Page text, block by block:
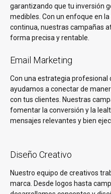
garantizando que tu inversión
medibles. Con un enfoque en
continua, nuestras campañas
forma precisa y rentable.
Email Marketing
Con una estrategia profesional
ayudamos a conectar de
con tus clientes. Nuestras
fomentar la conversión y la
mensajes relevantes y bien
Diseño Creativo
Nuestro equipo de creativos
marca. Desde logos hasta